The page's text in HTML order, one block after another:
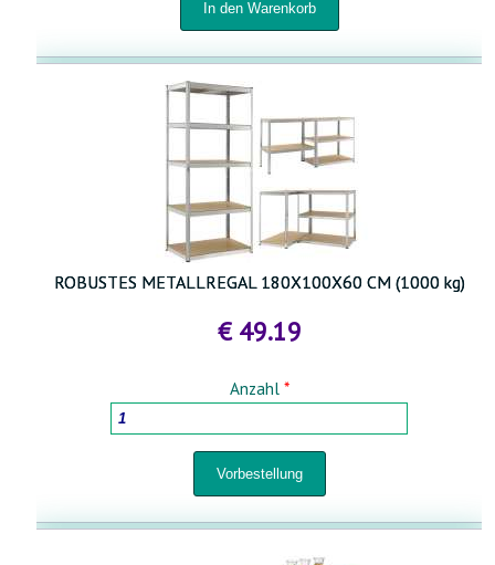
ROBUSTES METALLREGAL 180X100X60 CM (1000 kg)
€ 49.19
Anzahl *